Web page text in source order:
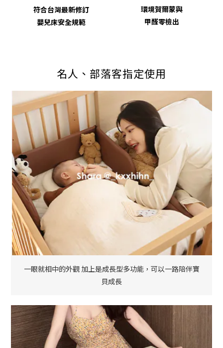
符合台灣最新修訂
嬰兒床安全規範
環境賀爾蒙與
甲醛零檢出
名人、部落客指定使用
一眼就相中的外觀 加上是成長型多功能，可以一路陪伴寶
貝成長